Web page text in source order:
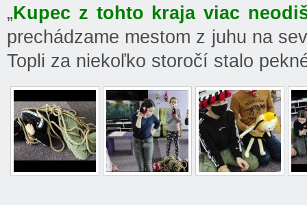
„Kupec z tohto kraja viac
prechádzame mestom z juhu na
Topli za niekoľko storočí stalo